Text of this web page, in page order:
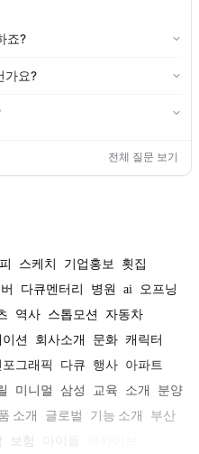
죠?
가요?
전체 질문 보기
스케치 기업홍보
횟집
다큐멘터리 병원 ai
오프닝
역사 스톱모션
자동차
션 회사소개 문화 캐릭터
포그래픽 다큐 행사 아파트
미니멀 삼성 교육 소개
분양
소개 글로벌 기능 소개
부산
보험